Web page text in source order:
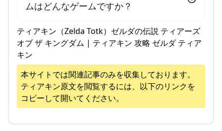
ムはどんなゲームですか？
ティアキン（Zelda Totk）ゼルダの伝説 ティアーズ
オブ ザ キングダム | ティアキン 攻略 ゼルダ ティア
キン
本サイトでは関連記事のみを収集しております。
ティアキン原文を閲覧するには、以下のリンクを
コピーして開いてください。